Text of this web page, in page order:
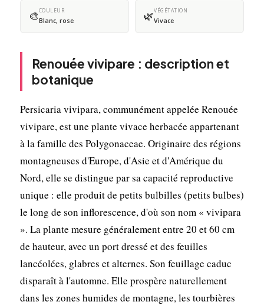
🎨COULEUR
Blanc, rose 🌿VÉGÉTATION
Vivace
Renouée vivipare : description et
botanique
Persicaria vivipara, communément appelée Renouée
vivipare, est une plante vivace herbacée appartenant
à la famille des Polygonaceae. Originaire des régions
montagneuses d'Europe, d'Asie et d'Amérique du
Nord, elle se distingue par sa capacité reproductive
unique : elle produit de petits bulbilles (petits bulbes)
le long de son inflorescence, d'où son nom « vivipara
». La plante mesure généralement entre 20 et 60 cm
de hauteur, avec un port dressé et des feuilles
lancéolées, glabres et alternes. Son feuillage caduc
disparaît à l'automne. Elle prospère naturellement
dans les zones humides de montagne, les tourbières